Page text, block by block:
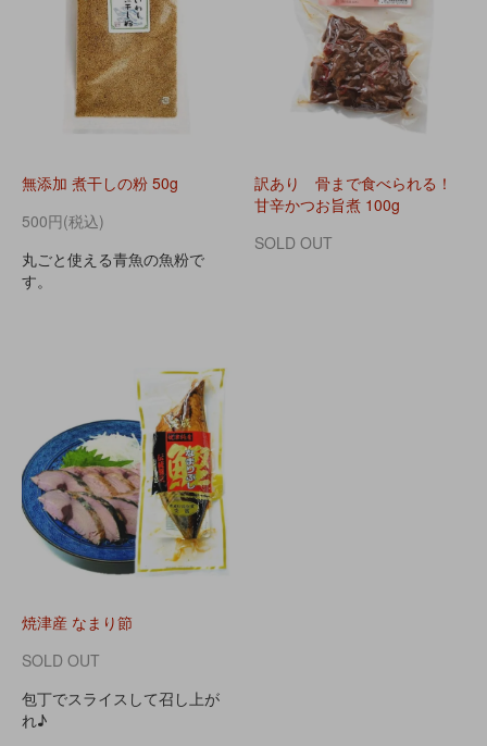
無添加 煮干しの粉 50g
500円(税込)
丸ごと使える青魚の魚粉で
す。
訳あり 骨まで食べられる！
甘辛かつお旨煮 100g
SOLD OUT
焼津産 なまり節
SOLD OUT
包丁でスライスして召し上が
れ♪